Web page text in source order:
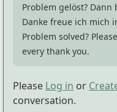
Problem gelöst?
Danke freue ich mich
Problem solved?
every thank you.
Please Log in or
conversation.